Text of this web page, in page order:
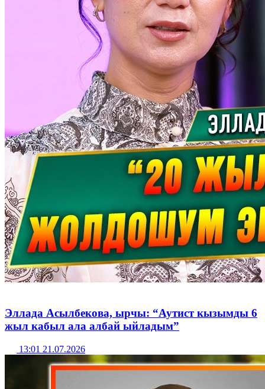
Эллада Асылбекова, ырчы: “Аутист кызымды 6
жыл кабыл ала албай ыйладым”
13:01 21.07.2026